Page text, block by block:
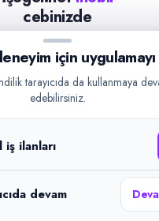
cebinizde
takip edin, işverenlerle
iletişime geçin.
Google Play
işegel.net. Tüm hakları saklıdır.
için
tarayıcıda da kullanmaya
edebilirsiniz.
iş ilanları
devam